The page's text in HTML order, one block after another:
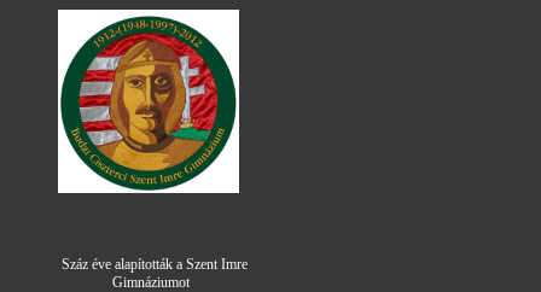
Száz éve alapították a Szent Imre
Gimnáziumot